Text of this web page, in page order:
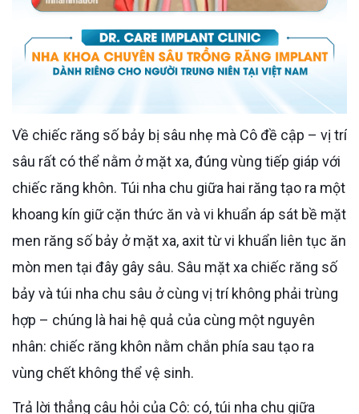
Về chiếc răng số bảy bị sâu nhẹ mà Cô đề cập – vị trí
sâu rất có thể nằm ở mặt xa, đúng vùng tiếp giáp với
chiếc răng khôn. Túi nha chu giữa hai răng tạo ra một
khoang kín giữ cặn thức ăn và vi khuẩn áp sát bề mặt
men răng số bảy ở mặt xa, axit từ vi khuẩn liên tục ăn
mòn men tại đây gây sâu. Sâu mặt xa chiếc răng số
bảy và túi nha chu sâu ở cùng vị trí không phải trùng
hợp – chúng là hai hệ quả của cùng một nguyên
nhân: chiếc răng khôn nằm chắn phía sau tạo ra
vùng chết không thể vệ sinh.
Trả lời thẳng câu hỏi của Cô: có, túi nha chu giữa